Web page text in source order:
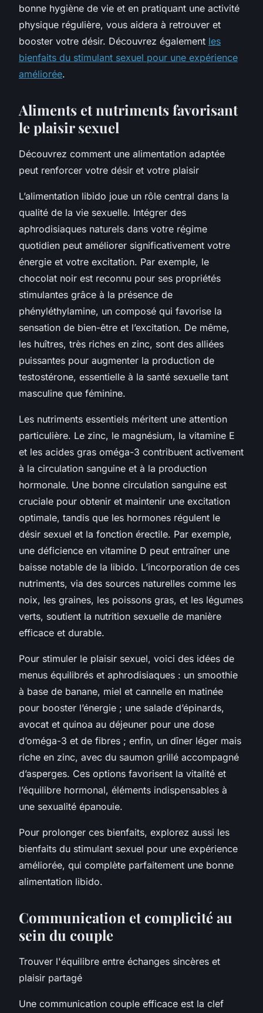
bonne hygiène de vie et en pratiquant une activité
physique régulière, vous aidera à retrouver et
booster votre désir. Découvrez également les
bienfaits du stimulant sexuel pour une expérience
améliorée.
Aliments et nutriments favorisant
le plaisir sexuel
Découvrez comment une alimentation adaptée
peut renforcer votre désir et votre plaisir
L’alimentation libido joue un rôle central dans la
qualité de la vie sexuelle. Intégrer des
aphrodisiaques naturels dans votre régime
quotidien peut améliorer significativement votre
énergie et votre excitation. Par exemple, le
chocolat noir est reconnu pour ses propriétés
stimulantes grâce à la présence de
phényléthylamine, un composé qui favorise la
sensation de bien-être et l’excitation. De même,
les huîtres, très riches en zinc, sont des alliées
puissantes pour augmenter la production de
testostérone, essentielle à la santé sexuelle tant
masculine que féminine.
Les nutriments essentiels méritent une attention
particulière. Le zinc, le magnésium, la vitamine E
et les acides gras oméga-3 contribuent activement
à la circulation sanguine et à la production
hormonale. Une bonne circulation sanguine est
cruciale pour obtenir et maintenir une excitation
optimale, tandis que les hormones régulent le
désir sexuel et la fonction érectile. Par exemple,
une déficience en vitamine D peut entraîner une
baisse notable de la libido. L’incorporation de ces
nutriments, via des sources naturelles comme les
noix, les graines, les poissons gras, et les légumes
verts, soutient la nutrition sexuelle de manière
efficace et durable.
Pour stimuler le plaisir sexuel, voici des idées de
menus équilibrés et aphrodisiaques : un smoothie
à base de banane, miel et cannelle en matinée
pour booster l’énergie ; une salade d’épinards,
avocat et quinoa au déjeuner pour une dose
d’oméga-3 et de fibres ; enfin, un dîner léger mais
riche en zinc, avec du saumon grillé accompagné
d’asperges. Ces options favorisent la vitalité et
l’équilibre hormonal, éléments indispensables à
une sexualité épanouie.
Pour prolonger ces bienfaits, explorez aussi les
bienfaits du stimulant sexuel pour une expérience
améliorée, qui complète parfaitement une bonne
alimentation libido.
Communication et complicité au
sein du couple
Trouver l'équilibre entre échanges sincères et
plaisir partagé
Une communication couple efficace est la clef